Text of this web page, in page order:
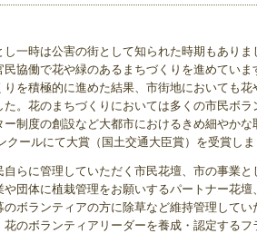
一時は公害の街として知られた時期もあり
協働で花や緑のあるまちづくりを進めてい
を積極的に進めた結果、市街地においても
。花のまちづくりにおいては多くの市民ボラ
制度の創設など大都市におけるきめ細やかな
ールにて大賞（国土交通大臣賞）を受賞しま
自らに管理していただく市民花壇、市の事業
団体に植栽管理をお願いするパートナー花
ボランティアの方に除草など維持管理して
のボランティアリーダーを養成・認定するフ